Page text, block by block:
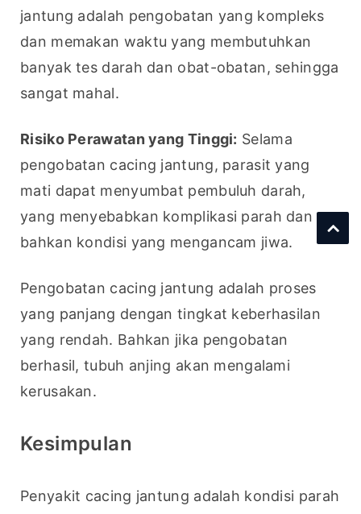
jantung adalah pengobatan yang kompleks
dan memakan waktu yang membutuhkan
banyak tes darah dan obat-obatan, sehingga
sangat mahal.
Risiko Perawatan yang Tinggi: Selama
pengobatan cacing jantung, parasit yang
mati dapat menyumbat pembuluh darah,
yang menyebabkan komplikasi parah dan
bahkan kondisi yang mengancam jiwa.
Pengobatan cacing jantung adalah proses
yang panjang dengan tingkat keberhasilan
yang rendah. Bahkan jika pengobatan
berhasil, tubuh anjing akan mengalami
kerusakan.
Kesimpulan
Penyakit cacing jantung adalah kondisi parah